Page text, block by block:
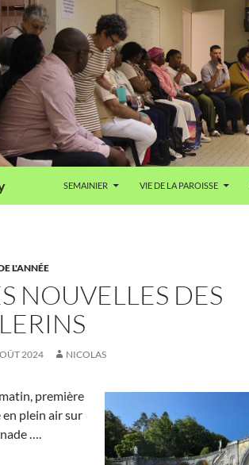
SEMAINIER VIE DE LA PAROISSE
L'ANNÉE
NOUVELLES DES
2024 NICOLAS
première
en plein air sur
….